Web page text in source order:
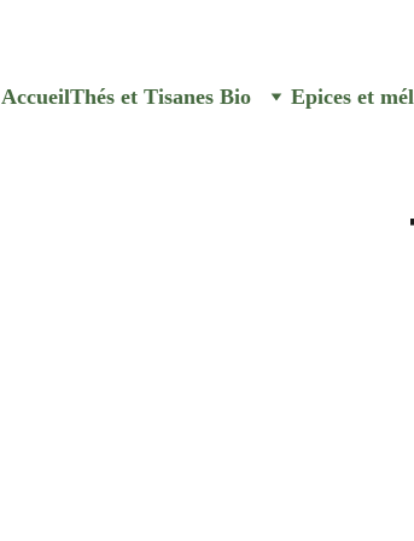
AccueilThés et Tisanes Bio Epices et